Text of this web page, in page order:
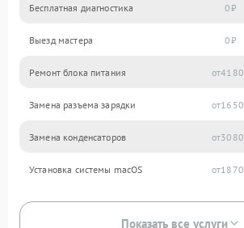
Бесплатная диагностика 0
Выезд мастера 0
Ремонт блока питания 4180
Замена разъема зарядки 1650
Замена конденсаторов 3080
Установка системы macOS 1870
Показать все услуги